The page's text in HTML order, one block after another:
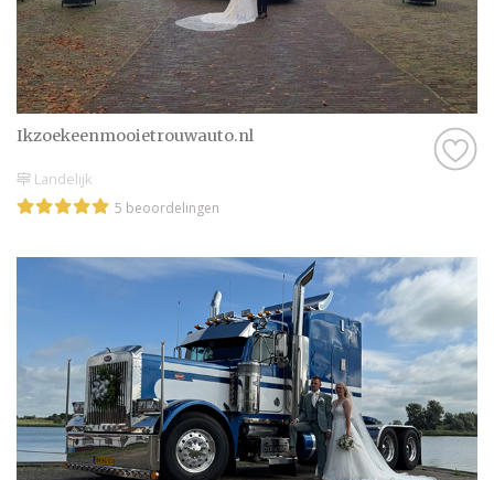
Ikzoekeenmooietrouwauto.nl
Landelijk
5 beoordelingen